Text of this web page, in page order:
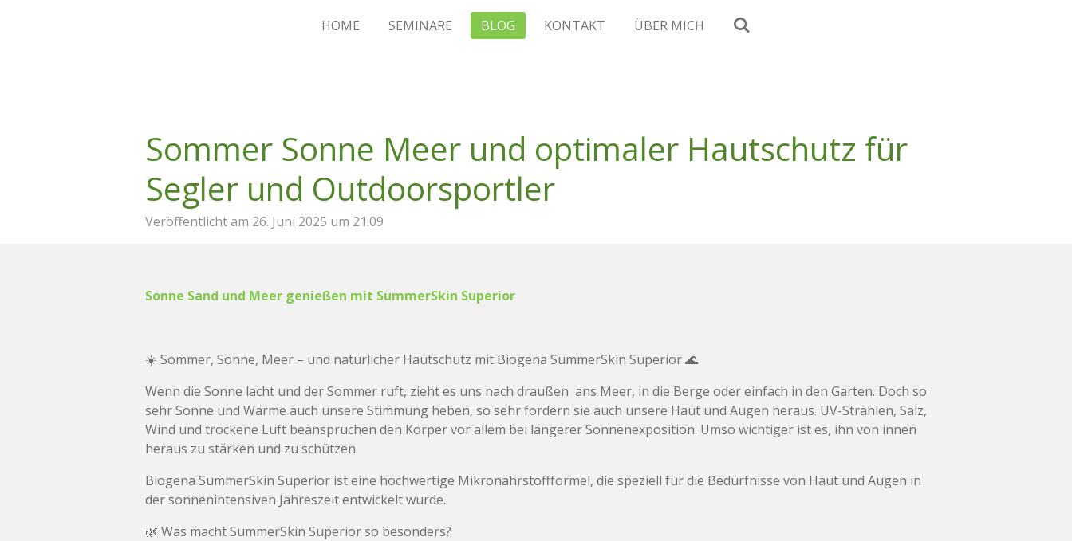
HOME
SEMINARE BLOG KONTAKT ÜBER MICH
Sommer Sonne Meer und optimaler Hautschutz für
Segler und Outdoorsportler
Veröffentlicht am 26. Juni 2025 um 21:09
Sonne Sand und Meer genießen mit SummerSkin Superior
☀️ Sommer, Sonne, Meer – und natürlicher Hautschutz mit Biogena SummerSkin Superior 🌊
Wenn die Sonne lacht und der Sommer ruft, zieht es uns nach draußen ans Meer, in die Berge oder einfach in den Garten. Doch so
sehr Sonne und Wärme auch unsere Stimmung heben, so sehr fordern sie auch unsere Haut und Augen heraus. UV-Strahlen, Salz,
Wind und trockene Luft beanspruchen den Körper vor allem bei längerer Sonnenexposition. Umso wichtiger ist es, ihn von innen
heraus zu stärken und zu schützen.
Biogena SummerSkin Superior ist eine hochwertige Mikronährstoffformel, die speziell für die Bedürfnisse von Haut und Augen in
der sonnenintensiven Jahreszeit entwickelt wurde.
🌿 Was macht SummerSkin Superior so besonders?